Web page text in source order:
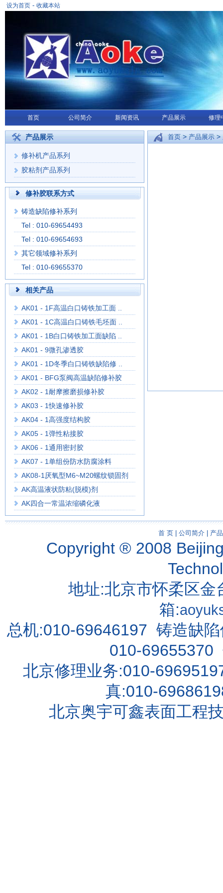
设为首页 - 收藏本站
首页 公司简介 新闻资讯 产品展示 修理
产品展示
修补机产品系列
胶粘剂产品系列
修补胶联系方式
铸造缺陷修补系列
Tel : 010-69654493
Tel : 010-69654693
其它领域修补系列
Tel : 010-69655370
相关产品
AK01 - 1F高温白口铸铁加工面 ..
AK01 - 1C高温白口铸铁毛坯面 ..
AK01 - 1B白口铸铁加工面缺陷 ..
AK01 - 9微孔渗透胶
AK01 - 1D冬季白口铸铁缺陷修 ..
AK01 - BFG泵阀高温缺陷修补胶
AK02 - 1耐摩擦磨损修补胶
AK03 - 1快速修补胶
AK04 - 1高强度结构胶
AK05 - 1弹性粘接胶
AK06 - 1通用密封胶
AK07 - 1单组份防水防腐涂料
AK08-1厌氧型M6~M20螺纹锁固剂
AK高温液状防粘(脱模)剂
AK四合一常温浓缩磷化液
首页 > 产品展示 >
首 页| 公司简介| 产
Copyright ® 2008
地址:北京市怀柔区
箱:
总机:010-69646197 铸造缺
010-69655370
北京修理业务:010-
真:010-
北京奥宇可鑫表面工程